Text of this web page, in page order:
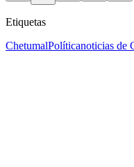
Etiquetas
ChetumalPolíticanoticias de